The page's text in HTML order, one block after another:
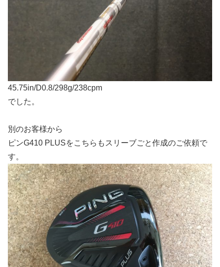
45.75in/D0.8/298g/238cpm
でした。
別のお客様から
ピンG410 PLUSをこちらもスリーブごと作成のご依頼で
す。